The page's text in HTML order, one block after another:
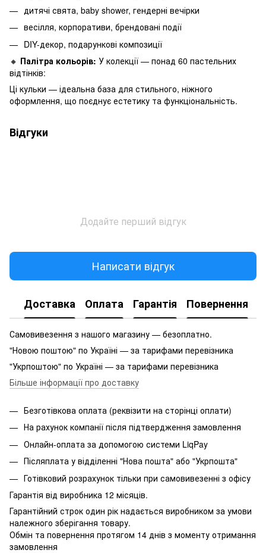
дитячі свята, baby shower, гендерні вечірки
весілля, корпоративи, брендовані події
DIY-декор, подарункові композиції
🔸 Палітра кольорів: У колекції — понад 60 пастельних
відтінків:
Ці кульки — ідеальна база для стильного, ніжного
оформлення, що поєднує естетику та функціональність.
Відгуки
Додайте перший відгук
Написати відгук
Доставка Оплата Гарантія Повернення
Самовивезення з нашого магазину — безоплатно.
"Новою поштою" по Україні — за тарифами перевізника
"Укрпоштою" по Україні — за тарифами перевізника
Більше інформації про доставку
Безготівкова оплата (реквізити на сторінці оплати)
На рахунок компанії після підтвердження замовлення
Онлайн-оплата за допомогою системи LiqPay
Післяплата у відділенні "Нова пошта" або "Укрпошта"
Готівковий розрахунок тільки при самовивезенні з офісу
Гарантія від виробника 12 місяців.
Гарантійний строк один рік надається виробником за умови
належного зберігання товару.
Обмін та повернення протягом 14 днів з моменту отримання
замовлення